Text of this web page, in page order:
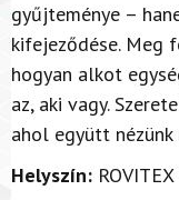
gyűjteménye –
kifejeződése. Meg
hogyan alkot
az, aki vagy.
ahol együtt nézünk
Helyszín: